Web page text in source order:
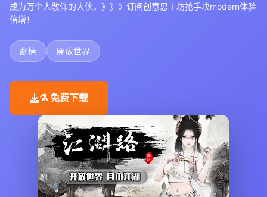
成为万个人敬仰的大侠。》》》订阅创意思工坊抢手块modern体验
倍增！
劇情 開放世界
⚗️ 免费下载